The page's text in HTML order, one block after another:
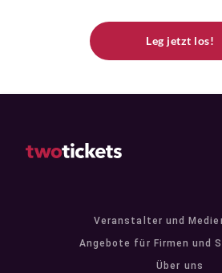
Leg jetzt los!
Veranstalter und
Angebote für Firmen und
Über uns